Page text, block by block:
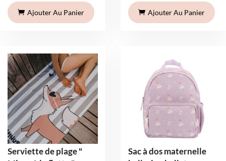
Ajouter Au Panier Ajouter Au Panier
Serviette de plage "
Sac à dos maternelle